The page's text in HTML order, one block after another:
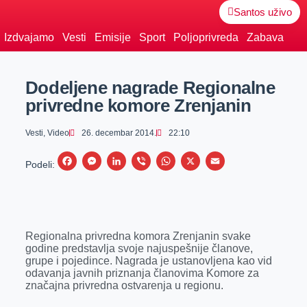
Santos uživo
Izdvajamo Vesti Emisije Sport Poljoprivreda Zabava
Dodeljene nagrade Regionalne
privredne komore Zrenjanin
Vesti, Video 26. decembar 2014. 22:10
Podeli:
F
b
o
o
M
e
n
g
L
e
d
I
V
r
W
s
A
p
X
E
l
Regionalna privredna komora Zrenjanin svake
godine predstavlja svoje najuspešnije članove,
grupe i pojedince. Nagrada je ustanovljena kao vid
odavanja javnih priznanja članovima Komore za
značajna privredna ostvarenja u regionu.